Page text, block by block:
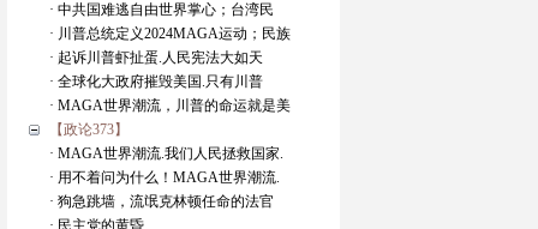
· 中共国难逃自由世界掌心；台湾民
· 川普总统定义2024MAGA运动；民族
· 起诉川普虾扯蛋.人民宪法大如天
· 全球化大政府摧毁美国.只有川普
· MAGA世界潮流，川普的命运就是美
【政论373】
· MAGA世界潮流.我们人民拯救国家.
· 用不着问为什么！MAGA世界潮流.
· 狗急跳墙，流氓克林顿任命的法官
· 民主党的黄昏